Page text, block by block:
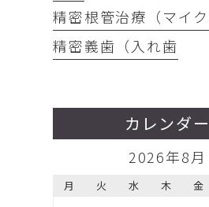
精密義歯（入れ歯
カレンダー
2026年8月
月 火 水 木 金